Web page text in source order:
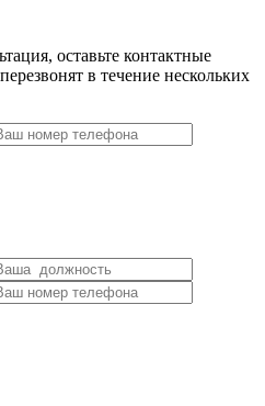
оставьте контактные
в течение нескольких